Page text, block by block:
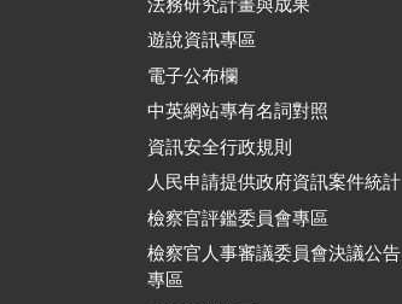
法務研究計畫與成果
遊說資訊專區
電子公布欄
中英網站專有名詞對照
資訊安全行政規則
人民申請提供政府資訊案件統計
檢察官評鑑委員會專區
檢察官人事審議委員會決議公告
專區